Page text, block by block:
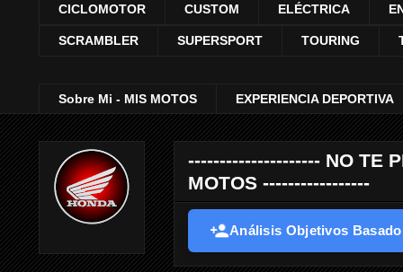
CICLOMOTOR CUSTOM ELÉCTRICA
SCRAMBLER SUPERSPORT TOURING
Sobre Mi - MIS MOTOS EXPERIENCIA DEPORTIVA
--------------------- NO TE
MOTOS -----------------
Análisis Objetivos